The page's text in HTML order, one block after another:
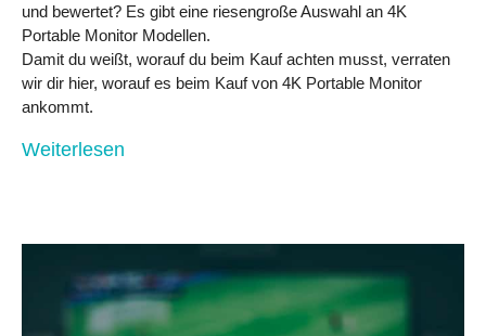
und bewertet? Es gibt eine riesengroße Auswahl an 4K
Portable Monitor Modellen.
Damit du weißt, worauf du beim Kauf achten musst, verraten
wir dir hier, worauf es beim Kauf von 4K Portable Monitor
ankommt.
Weiterlesen